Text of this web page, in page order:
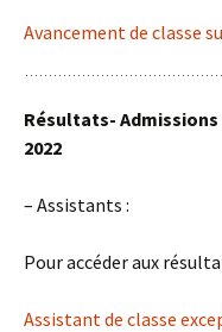
Avancement de classe
Résultats-
2022
– Assistants :
Pour accéder aux
Assistant de classe